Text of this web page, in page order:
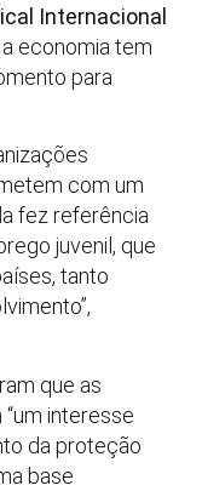
Internacional
economia tem
para
com um
fez referência
juvenil, que
tanto
que as
interesse
da proteção
base